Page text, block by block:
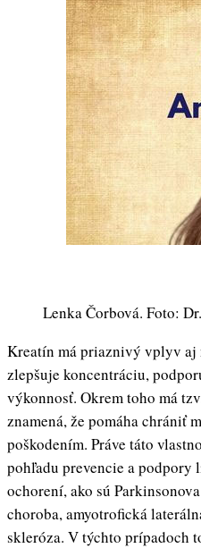
Lenka Čorbová. Foto:
Kreatín má priaznivý vplyv
zlepšuje koncentráciu,
výkonnosť. Okrem toho má
znamená, že pomáha chrániť
poškodením. Práve táto
pohľadu prevencie a podpory
ochorení, ako sú
choroba, amyotrofická
skleróza. V týchto prípadoch